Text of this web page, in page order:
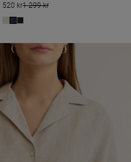
520 kr1 299 kr